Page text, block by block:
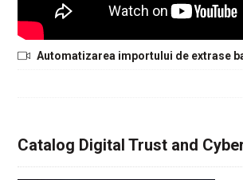
Automatizarea importului de extrase
Catalog Digital Trust and